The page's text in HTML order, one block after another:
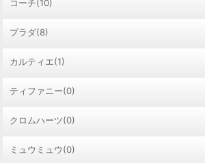
コーチ(10)
プラダ(8)
カルティエ(1)
ティファニー(0)
クロムハーツ(0)
ミュウミュウ(0)